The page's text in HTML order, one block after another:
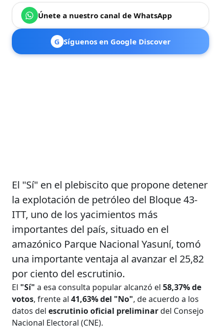
Únete a nuestro canal de WhatsApp
G Síguenos en Google Discover
El "Sí" en el plebiscito que propone detener
la explotación de petróleo del Bloque 43-
ITT, uno de los yacimientos más
importantes del país, situado en el
amazónico Parque Nacional Yasuní, tomó
una importante ventaja al avanzar el 25,82
por ciento del escrutinio.
El "Sí" a esa consulta popular alcanzó el 58,37% de
votos, frente al41,63% del "No", de acuerdo a los
datos delescrutinio oficial preliminardel Consejo
Nacional Electoral (CNE).